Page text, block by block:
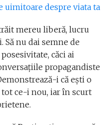
uimitoare despre viata ta
mereu liberă, lucru
Să nu dai semne de
căci ai
propagandiste
i că eşti o
ce-i nou, iar în scurt